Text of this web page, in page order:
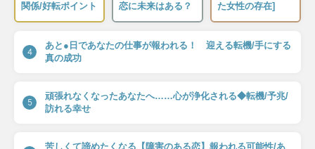
関係/好転ポイント
恋に未来はある？
た女性の存在]
4
あと●日であなたの仕事が報われる！ 迎える転機/手にする
真の成功
5
頑張れなくなったあなたへ……心が浄化される◆転機/予兆/
訪れる幸せ
苦しくて諦めたくなる【障害のある恋】報われる可能性/あ